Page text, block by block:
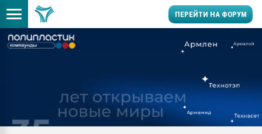
ПЕРЕЙТИ НА ФОРУМ
29.07.2026 ФРП помог
заводу пластмасс"